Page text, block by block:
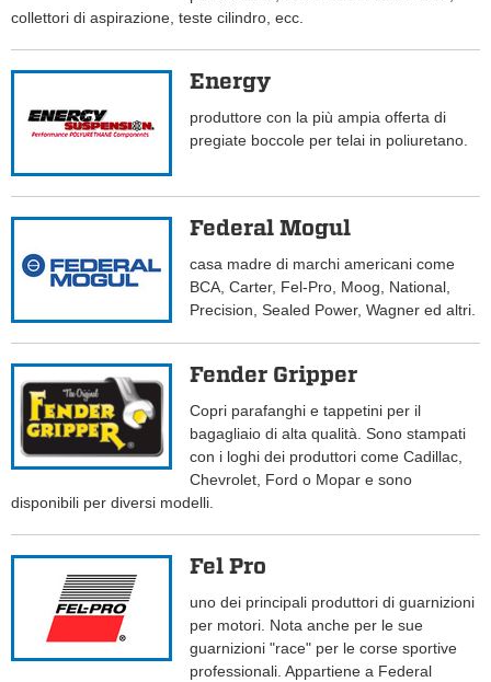
collettori di aspirazione, teste cilindro, ecc.
Energy
produttore con la più ampia offerta di
pregiate boccole per telai in poliuretano.
Federal Mogul
casa madre di marchi americani come
BCA, Carter, Fel-Pro, Moog, National,
Precision, Sealed Power, Wagner ed altri.
Fender Gripper
Copri parafanghi e tappetini per il
bagagliaio di alta qualità. Sono stampati
con i loghi dei produttori come Cadillac,
Chevrolet, Ford o Mopar e sono
disponibili per diversi modelli.
Fel Pro
uno dei principali produttori di guarnizioni
per motori. Nota anche per le sue
guarnizioni "race" per le corse sportive
professionali. Appartiene a Federal